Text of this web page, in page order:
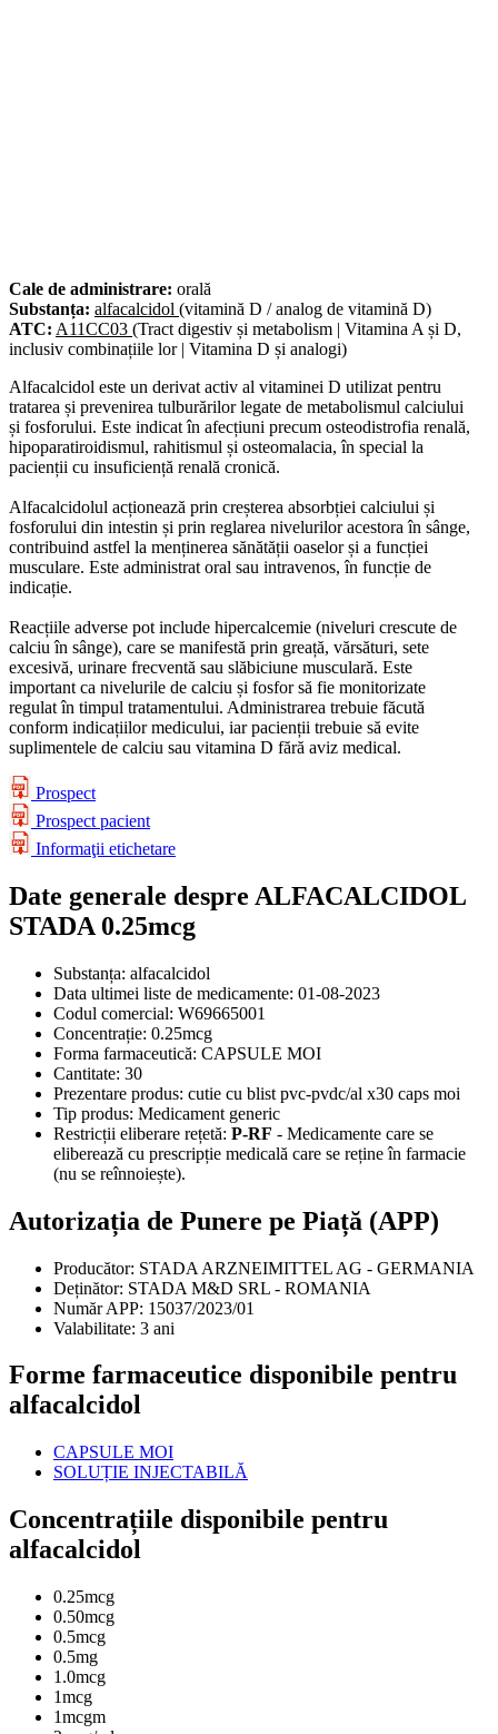
Cale de administrare: orală
Substanța: alfacalcidol (vitamină D / analog de vitamină D)
ATC: A11CC03 (Tract digestiv și metabolism | Vitamina A și D,
inclusiv combinațiile lor | Vitamina D și analogi)
Alfacalcidol este un derivat activ al vitaminei D utilizat pentru
tratarea și prevenirea tulburărilor legate de metabolismul calciului
și fosforului. Este indicat în afecțiuni precum osteodistrofia renală,
hipoparatiroidismul, rahitismul și osteomalacia, în special la
pacienții cu insuficiență renală cronică.
Alfacalcidolul acționează prin creșterea absorbției calciului și
fosforului din intestin și prin reglarea nivelurilor acestora în sânge,
contribuind astfel la menținerea sănătății oaselor și a funcției
musculare. Este administrat oral sau intravenos, în funcție de
indicație.
Reacțiile adverse pot include hipercalcemie (niveluri crescute de
calciu în sânge), care se manifestă prin greață, vărsături, sete
excesivă, urinare frecventă sau slăbiciune musculară. Este
important ca nivelurile de calciu și fosfor să fie monitorizate
regulat în timpul tratamentului. Administrarea trebuie făcută
conform indicațiilor medicului, iar pacienții trebuie să evite
suplimentele de calciu sau vitamina D fără aviz medical.
Prospect
Prospect pacient
Informaţii etichetare
Date generale despre ALFACALCIDOL
STADA 0.25mcg
Substanța: alfacalcidol
Data ultimei liste de medicamente: 01-08-2023
Codul comercial: W69665001
Concentrație: 0.25mcg
Forma farmaceutică: CAPSULE MOI
Cantitate: 30
Prezentare produs: cutie cu blist pvc-pvdc/al x30 caps moi
Tip produs: Medicament generic
Restricții eliberare rețetă: P-RF - Medicamente care se
eliberează cu prescripție medicală care se reține în farmacie
(nu se reînnoiește).
Autorizația de Punere pe Piață (APP)
Producător: STADA ARZNEIMITTEL AG - GERMANIA
Deținător: STADA M&D SRL - ROMANIA
Număr APP: 15037/2023/01
Valabilitate: 3 ani
Forme farmaceutice disponibile pentru
alfacalcidol
CAPSULE MOI
SOLUȚIE INJECTABILĂ
Concentrațiile disponibile pentru
alfacalcidol
0.25mcg
0.50mcg
0.5mcg
0.5mg
1.0mcg
1mcg
1mcgm